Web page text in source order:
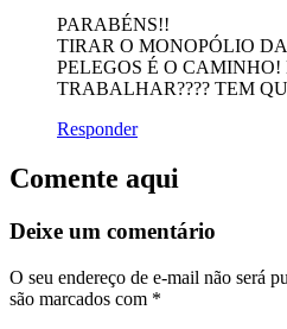
PARABÉNS!!
TIRAR O MONOPÓLIO
PELEGOS É O CAMINHO!
TRABALHAR???? TEM
Responder
Comente aqui
Deixe um comentário
O seu endereço de e-mail não será
são marcados com *